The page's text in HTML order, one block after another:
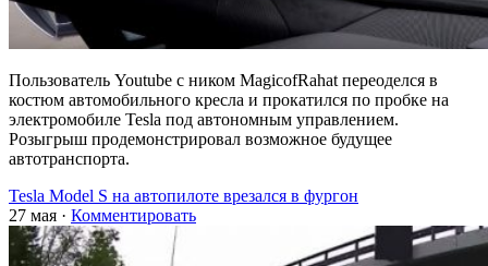
Пользователь Youtube с ником MagicofRahat переоделся в
костюм автомобильного кресла и прокатился по пробке на
электромобиле Tesla под автономным управлением.
Розыгрыш продемонстрировал возможное будущее
автотранспорта.
Tesla Model S на автопилоте врезался в фургон
27 мая · Комментировать